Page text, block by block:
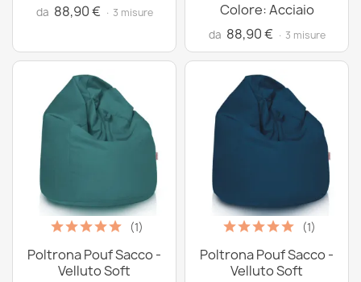
da 88,90 € · 3 misure
Colore: Acciaio
da 88,90 € · 3 misure
(1)
Poltrona Pouf Sacco -
Velluto Soft
(1)
Poltrona Pouf Sacco -
Velluto Soft